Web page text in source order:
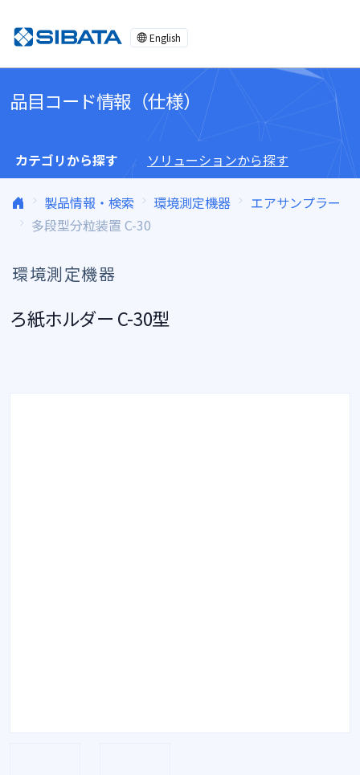
English
品目コード情報（仕様）
カテゴリから探す ソリューションから探す
製品情報・検索 環境測定機器
エアサンプラー
多段型分粒装置 C-30
環境測定機器
ろ紙ホルダー C-30型